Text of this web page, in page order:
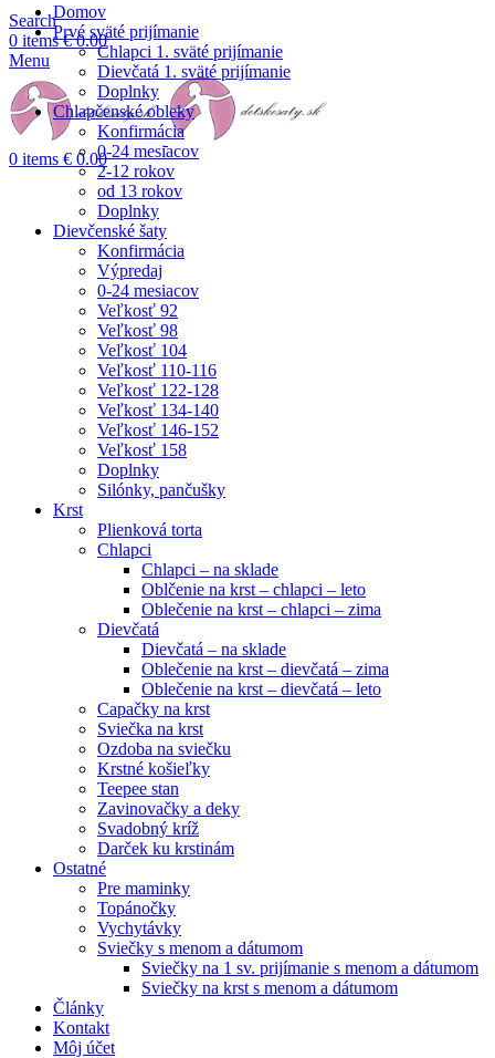
Search
0 items €0.00
Menu
0 items € 0.00
Domov
Prvé sväté prijímanie
Chlapci 1. sväté prijímanie
Dievčatá 1. sväté prijímanie
Doplnky
Chlapčenské obleky
Konfirmácia
0-24 mesiacov
2-12 rokov
od 13 rokov
Doplnky
Dievčenské šaty
Konfirmácia
Výpredaj
0-24 mesiacov
Veľkosť 92
Veľkosť 98
Veľkosť 104
Veľkosť 110-116
Veľkosť 122-128
Veľkosť 134-140
Veľkosť 146-152
Veľkosť 158
Doplnky
Silónky, pančušky
Krst
Plienková torta
Chlapci
Chlapci – na sklade
Oblčenie na krst – chlapci – leto
Oblečenie na krst – chlapci – zima
Dievčatá
Dievčatá – na sklade
Oblečenie na krst – dievčatá – zima
Oblečenie na krst – dievčatá – leto
Capačky na krst
Sviečka na krst
Ozdoba na sviečku
Krstné košieľky
Teepee stan
Zavinovačky a deky
Svadobný kríž
Darček ku krstinám
Ostatné
Pre maminky
Topánočky
Vychytávky
Sviečky s menom a dátumom
Sviečky na 1 sv. prijímanie s menom a dátumom
Sviečky na krst s menom a dátumom
Články
Kontakt
Môj účet